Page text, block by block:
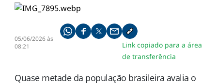
05/06/2026 às
08:21
Compartilhe pelo whatsapp
Compartilhar no facebook
Compartilhar no twitter
Compartilhe pelo email
Copiar link da notícia
Link copiado para a área
de transferência
Quase metade da população brasileira avalia o